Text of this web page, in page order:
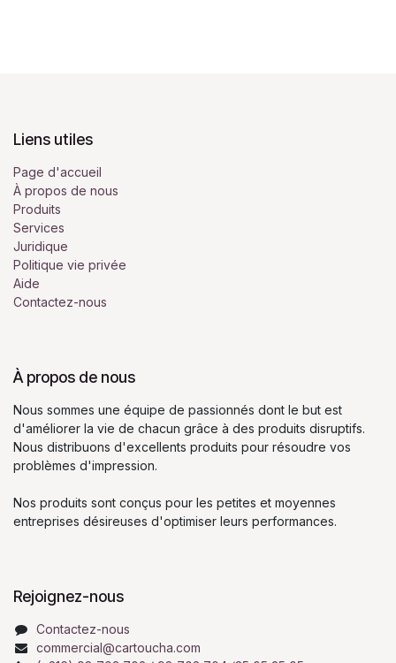
Liens utiles
Page d'accueil
À propos de nous
Produits
Services
Juridique
Politique vie privée
Aide
Contactez-nous
À propos de nous
Nous sommes une équipe de passionnés dont le but est
d'améliorer la vie de chacun grâce à des produits disruptifs.
Nous distribuons d'excellents produits pour résoudre vos
problèmes d'impression.
Nos produits sont conçus pour les petites et moyennes
entreprises désireuses d'optimiser leurs performances.
Rejoignez-nous
Contactez-nous
commercial@cartoucha.com